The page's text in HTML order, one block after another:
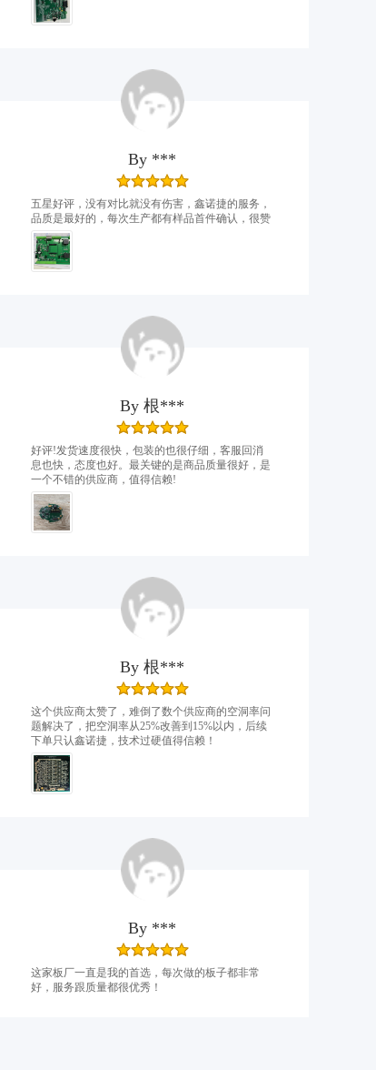
By ***
五星好评，没有对比就没有伤害，鑫诺捷的服务，
品质是最好的，每次生产都有样品首件确认，很赞
By 根***
好评!发货速度很快，包装的也很仔细，客服回消
息也快，态度也好。最关键的是商品质量很好，是
一个不错的供应商，值得信赖!
By 根***
这个供应商太赞了，难倒了数个供应商的空洞率问
题解决了，把空洞率从25%改善到15%以内，后续
下单只认鑫诺捷，技术过硬值得信赖！
By ***
这家板厂一直是我的首选，每次做的板子都非常
好，服务跟质量都很优秀！